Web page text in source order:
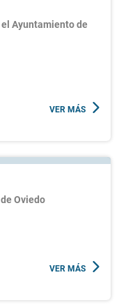
Ayuntamiento de
VER MÁS
Oviedo
VER MÁS